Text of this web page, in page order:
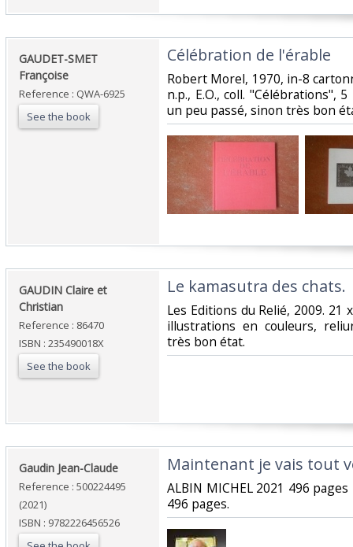
‎GAUDET-SMET
Françoise ‎
Reference : QWA-6925
See the book
‎Célébration de l'érable ‎
‎Robert Morel, 1970, in-8
n.p., E.O., coll. "Célébrations",
un peu passé, sinon très bon
‎GAUDIN Claire et
Christian‎
Reference : 86470
ISBN : 235490018X
See the book
‎Le kamasutra des chats.‎
‎Les Editions du Relié, 2009.
illustrations en couleurs,
très bon état.‎
‎Gaudin Jean-Claude‎
Reference : 500224495
(2021)
ISBN : 9782226456526
‎Maintenant je vais tout
‎ALBIN MICHEL 2021 496
496 pages.‎